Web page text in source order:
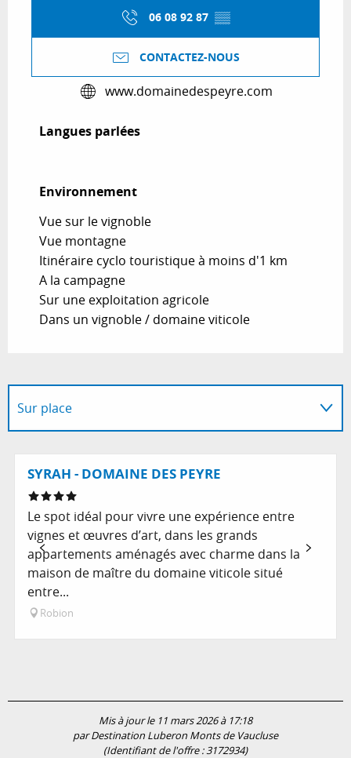
06 08 92 87 ▒▒
CONTACTEZ-NOUS
www.domainedespeyre.com
Langues parlées
Langues parlées
Environnement
Environnement
Vue sur le vignoble
Vue montagne
Itinéraire cyclo touristique à moins d'1 km
A la campagne
Sur une exploitation agricole
Dans un vignoble / domaine viticole
Sur place
En lien avec
Programme l'animation...
SYRAH - DOMAINE DES PEYRE
Le spot idéal pour vivre une expérience entre
vignes et œuvres d’art, dans les grands
appartements aménagés avec charme dans la
maison de maître du domaine viticole situé
entre...
Robion
Mis à jour le 11 mars 2026 à 17:18
par Destination Luberon Monts de Vaucluse
(Identifiant de l'offre :3172934)